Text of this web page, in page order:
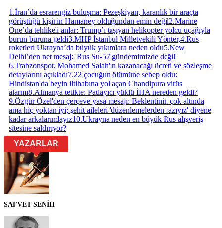
1 .İran’da esrarengiz buluşma: Pezeşkiyan, karanlık bir araçta
görüştüğü kişinin Hamaney olduğundan emin değil2.Marine
One’da tehlikeli anlar: Trump’ı taşıyan helikopter yolcu uçağıyla
burun buruna geldi3.MHP İstanbul Milletvekili Yönter,4.Rus
roketleri Ukrayna’da büyük yıkımlara neden oldu5.New
Delhi’den net mesaj: 'Rus Su-57 gündemimizde değil'
6.Trabzonspor, Mohamed Salah'ın kazanacağı ücreti ve sözleşme
detaylarını açıkladı7.22 çocuğun ölümüne sebep oldu:
Hindistan'da beyin iltihabına yol açan Chandipura virüs
alarmı8.Almanya tetikte: Patlayıcı yüklü İHA nereden geldi?
9.Özgür Özel'den çerçeve yasa mesajı: Beklentinin çok altında
ama hiç yoktan iyi; şehit aileleri 'düzenlemelerden razıyız' diyene
kadar arkalarındayız10.Ukrayna neden en büyük Rus alışveriş
sitesine saldırıyor?
YAZARLAR
SAFVET SENİH